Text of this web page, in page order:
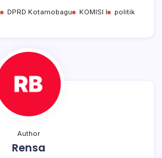
d
DPRD Kotamobagu KOMISI I politik
Author
Rensa